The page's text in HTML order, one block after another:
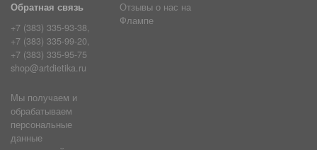
Обратная связь
+7 (383) 335-93-38,
+7 (383) 335-99-20,
+7 (383) 335-95-75
shop@artdietika.ru
Отзывы о нас на
Флампе
Мы получаем и
обрабатываем
персональные
данные